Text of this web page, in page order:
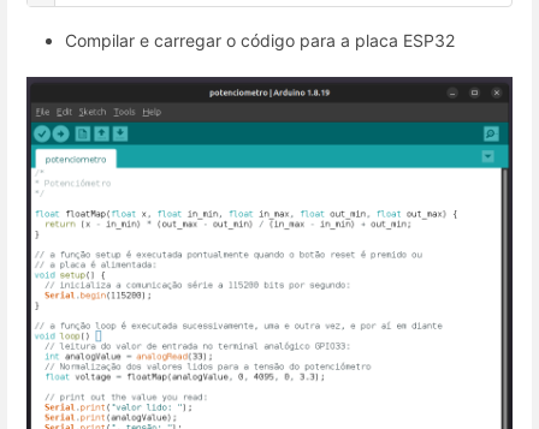
Compilar e carregar o código para a placa ESP32